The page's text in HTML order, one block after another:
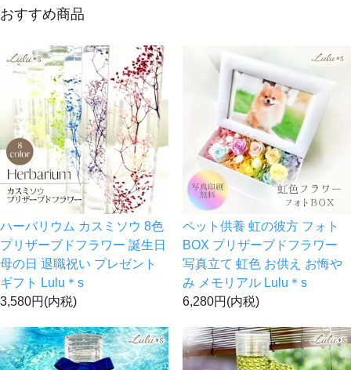
おすすめ商品
ハーバリウム カスミソウ 8色
プリザーブドフラワー 誕生日
母の日 退職祝い プレゼント
ギフト Lulu＊s
3,580円(内税)
ペット供養 虹の彼方 フォト
BOX プリザーブドフラワー
写真立て 虹色 お供え お悔や
み メモリアル Lulu＊s
6,280円(内税)